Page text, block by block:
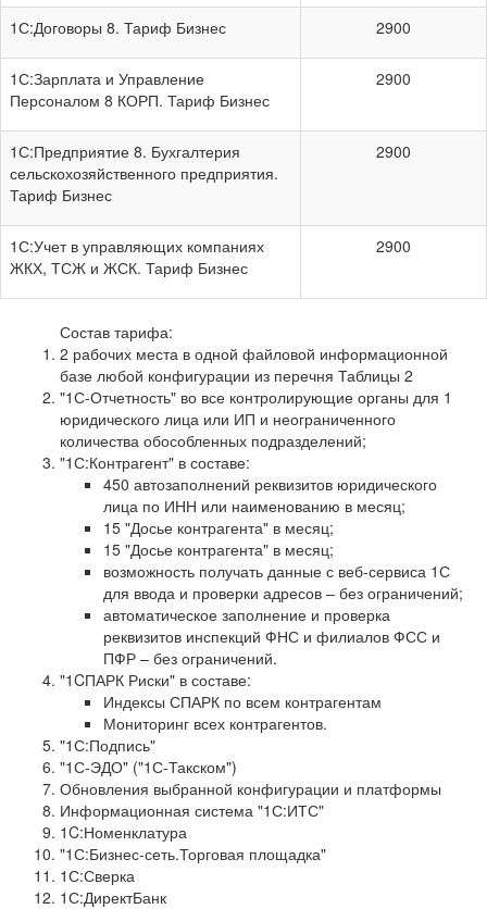
1С:Договоры 8. Тариф Бизнес 2900
1С:Зарплата и Управление
Персоналом 8 КОРП. Тариф Бизнес
2900
1С:Предприятие 8. Бухгалтерия
сельскохозяйственного предприятия.
Тариф Бизнес
2900
1С:Учет в управляющих компаниях
ЖКХ, ТСЖ и ЖСК. Тариф Бизнес
2900
Состав тарифа:
2 рабочих места в одной файловой информационной
базе любой конфигурации из перечня Таблицы 2
"1С-Отчетность" во все контролирующие органы для 1
юридического лица или ИП и неограниченного
количества обособленных подразделений;
"1С:Контрагент" в составе:
450 автозаполнений реквизитов юридического
лица по ИНН или наименованию в месяц;
15 "Досье контрагента" в месяц;
15 "Досье контрагента" в месяц;
возможность получать данные с веб-сервиса 1С
для ввода и проверки адресов – без ограничений;
автоматическое заполнение и проверка
реквизитов инспекций ФНС и филиалов ФСС и
ПФР – без ограничений.
"1CПАРК Риски" в составе:
Индексы СПАРК по всем контрагентам
Мониторинг всех контрагентов.
"1С:Подпись"
"1С-ЭДО" ("1С-Такском")
Обновления выбранной конфигурации и платформы
Информационная система "1С:ИТС"
1C:Номенклатура
"1С:Бизнес-сеть.Торговая площадка"
1С:Сверка
1С:ДиректБанк